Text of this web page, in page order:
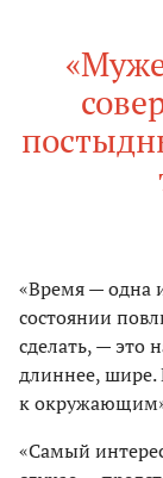
«Время — одна
состоянии
сделать, — это
длиннее, шире.
к
«Самый